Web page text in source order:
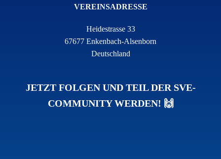
VEREINSADRESSE
Heidestrasse 33
67677 Enkenbach-Alsenborn
Deutschland
JETZT FOLGEN UND TEIL DER SVE-
COMMUNITY WERDEN! 🙌